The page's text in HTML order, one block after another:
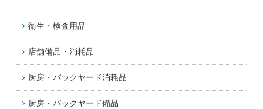
衛生・検査用品
店舗備品・消耗品
厨房・バックヤード消耗品
厨房・バックヤード備品